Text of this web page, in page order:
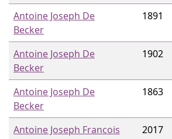
Antoine Joseph De
Becker
1891
Antoine Joseph De
Becker
1902
Antoine Joseph De
Becker
1863
Antoine Joseph Francois
2017